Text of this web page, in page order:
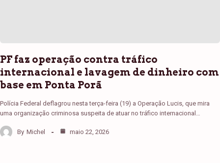
PF faz operação contra tráfico
internacional e lavagem de dinheiro com
base em Ponta Porã
Polícia Federal deflagrou nesta terça-feira (19) a Operação Lucis, que mira
uma organização criminosa suspeita de atuar no tráfico internacional…
By Michel maio 22, 2026